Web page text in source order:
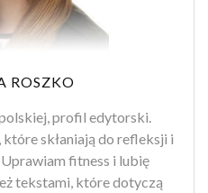
ROSZKO
profil edytorski.
skłaniają do refleksji i
fitness i lubię
tekstami, które dotyczą